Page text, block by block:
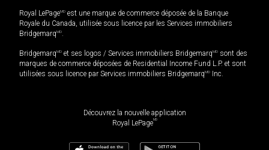
Royal LePageMD est une marque de commerce déposée de la Banque
Royale du Canada, utilisée sous licence par les Services immobiliers
BridgemarqMD
BridgemarqMD et ses logos / Services immobiliers BridgemarqMD sont des
marques de commerce déposées de Residential Income Fund L.P. et sont
utilisées sous licence par Services immobiliers BridgemarqMD Inc.
Découvrez la nouvelle application
Royal LePageMD